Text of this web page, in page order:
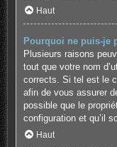
Haut
Pourquoi ne puis-je
Plusieurs raisons
tout que votre nom
corrects. Si tel est le
afin de vous assurer
possible que le
configuration et qu’il
Haut